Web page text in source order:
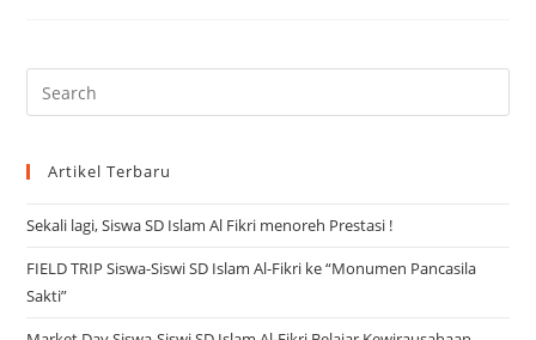
Artikel Terbaru
Sekali lagi, Siswa SD Islam Al Fikri menoreh Prestasi !
FIELD TRIP Siswa-Siswi SD Islam Al-Fikri ke “Monumen Pancasila
Sakti”